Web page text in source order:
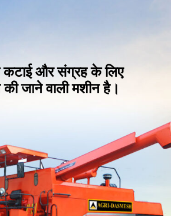
और संग्रह के लिए
जाने वाली मशीन है।